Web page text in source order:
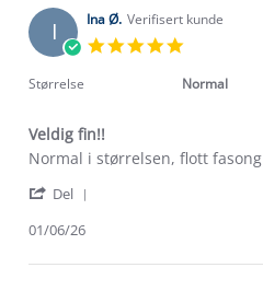
on
6
Jun
I Ina Ø. Verifisert kunde
rating
Størrelse Normal
Veldig fin!!
Review
Ina
on
Jun
review
Veldig
Normal i størrelsen, flott fasong
Del
Ina
01/06/26